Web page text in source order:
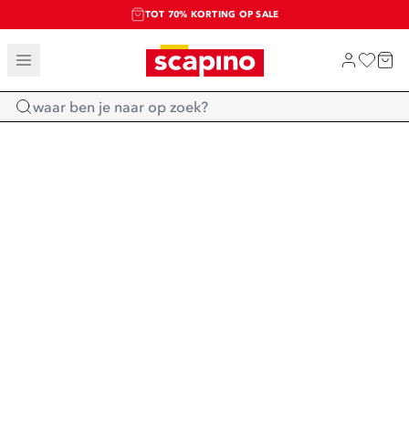
TOT 70% KORTING OP SALE
SALE: LAATSTE KANS!
SHOP NIEUW
Home